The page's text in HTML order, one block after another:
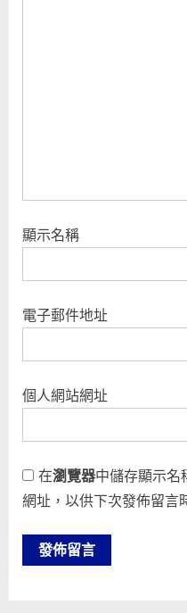
顯示名稱
電子郵件地址
個人網站網址
在瀏覽器中儲存顯示名
網址，以供下次發佈留言